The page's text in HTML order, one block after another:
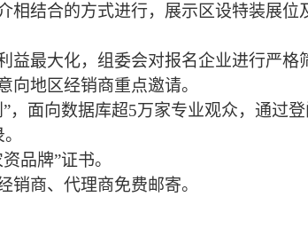
相结合的方式进行，展示区设特装展位
益最大化，组委会对报名企业进行严格
向地区经销商重点邀请。
，面向数据库超5万家专业观众，通过
品牌”证书。
销商、代理商免费邮寄。